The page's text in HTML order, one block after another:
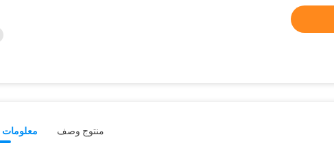
معلومات منتوج وصف